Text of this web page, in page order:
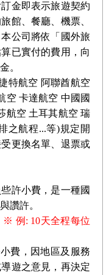
金即表示旅遊契約
館、餐廳、機票、
公司將依「國外旅
已實付的費用，向
。
特航空 阿聯酋航空
空 卡達航空 中國國
航空 土耳其航空 瑞
之航程...等)規定開
更換名單、退票或
許小費，是一種國
讚許。
※ 例: 10天全程每位
費，因地區及服務
遊之意見，再決定